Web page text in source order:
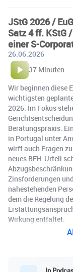
JStG 2026 /
Satz 4 ff. KStG
einer S-
26.06.2026
37 Minuten
Wir beginnen diese
wichtigsten
2026. Im Fokus
Beratungspraxis.
in Portugal unter
wirft auch Fragen
neues BFH-Urteil
Zinsforderungen
nahestehenden
dem die Regelung
Wirkung entfaltet.